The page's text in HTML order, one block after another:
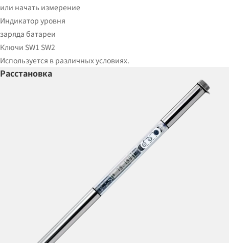
или начать измерение
Индикатор уровня
заряда батареи
Ключи SW1 SW2
Используется в различных условиях.
Расстановка